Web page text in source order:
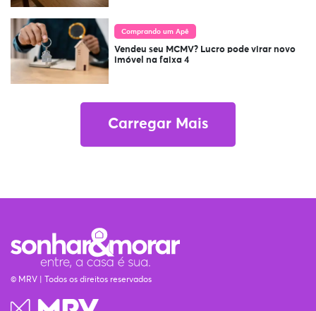
Comprando um Apê
Vendeu seu MCMV? Lucro pode virar novo
imóvel na faixa 4
Carregar Mais
© MRV | Todos os direitos reservados